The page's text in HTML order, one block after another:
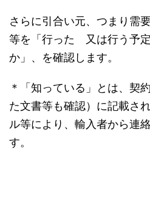
さらに引合い元、つまり需
等を「行った 又は行う予
か」、を確認します。
＊「知っている」とは、契
た文書等も確認）に記載さ
ル等により、輸入者から連
す。